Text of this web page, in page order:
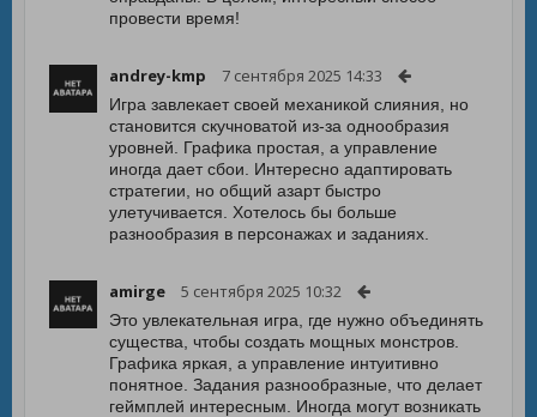
провести время!
andrey-kmp 7 сентября 2025 14:33
Игра завлекает своей механикой слияния, но
становится скучноватой из-за однообразия
уровней. Графика простая, а управление
иногда дает сбои. Интересно адаптировать
стратегии, но общий азарт быстро
улетучивается. Хотелось бы больше
разнообразия в персонажах и заданиях.
amirge 5 сентября 2025 10:32
Это увлекательная игра, где нужно объединять
существа, чтобы создать мощных монстров.
Графика яркая, а управление интуитивно
понятное. Задания разнообразные, что делает
геймплей интересным. Иногда могут возникать